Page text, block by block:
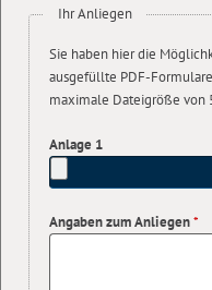
Ihr Anliegen
Sie haben hier die
ausgefüllte PDF-
maximale Dateigröße von
Anlage 1
Angaben zum Anliegen*